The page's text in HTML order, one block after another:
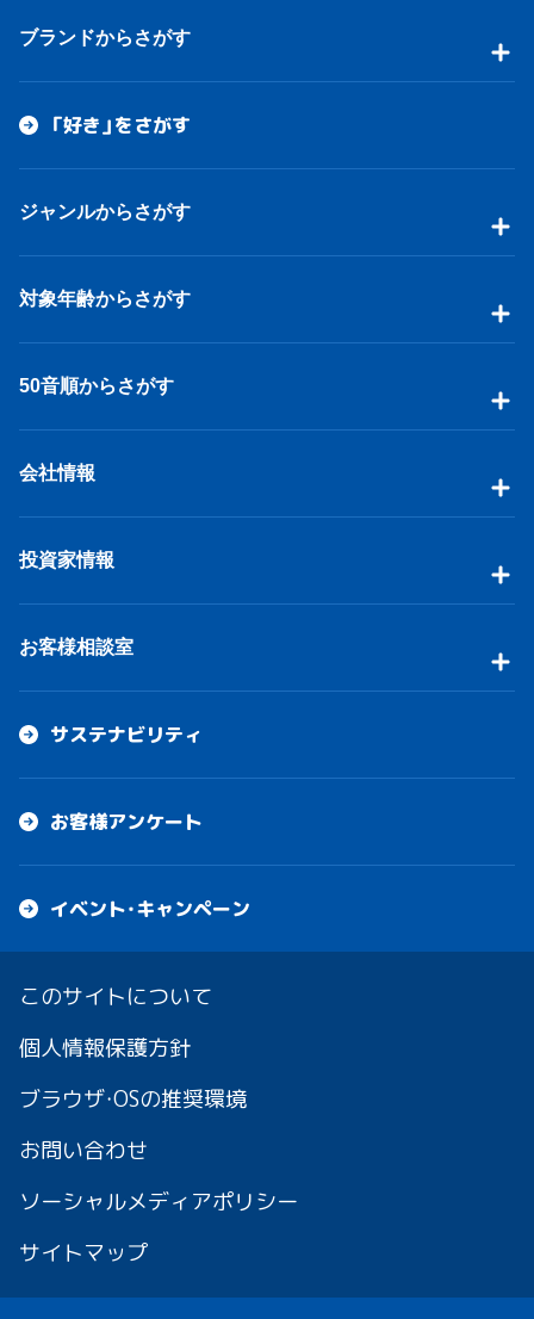
ブランドからさがす
「好き」をさがす
ジャンルからさがす
対象年齢からさがす
50音順からさがす
会社情報
投資家情報
お客様相談室
サステナビリティ
お客様アンケート
イベント・キャンペーン
このサイトについて
個人情報保護方針
ブラウザ・OSの推奨環境
お問い合わせ
ソーシャルメディアポリシー
サイトマップ